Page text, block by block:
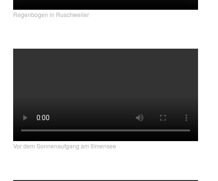
Regenbogen in Ruschweiler
Vor dem Sonnenaufgang am Illmensee